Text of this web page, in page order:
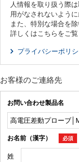
人情報を取り扱う際
用がなされないよう
また、特別な場合を
詳しくはこちらをご覧
プライバシーポリ
お客様のご連絡先
お問い合わせ製品名
お名前（漢字） 必須
姓